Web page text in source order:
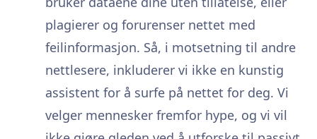
plagierer og forurenser nettet med
feilinformasjon. Så, i motsetning til andre
nettlesere, inkluderer vi ikke en kunstig
assistent for å surfe på nettet for deg. Vi
velger mennesker fremfor hype, og vi vil